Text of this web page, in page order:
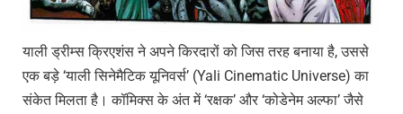
याली ड्रीम्स क्रिएशंस ने अपने किरदारों को जिस तरह बनाया है, उससे
एक बड़े ‘याली सिनेमैटिक यूनिवर्स’ (Yali Cinematic Universe) का
संकेत मिलता है। कॉमिक्स के अंत में ‘रक्षक’ और ‘कोडेनेम अल्फा’ जैसे